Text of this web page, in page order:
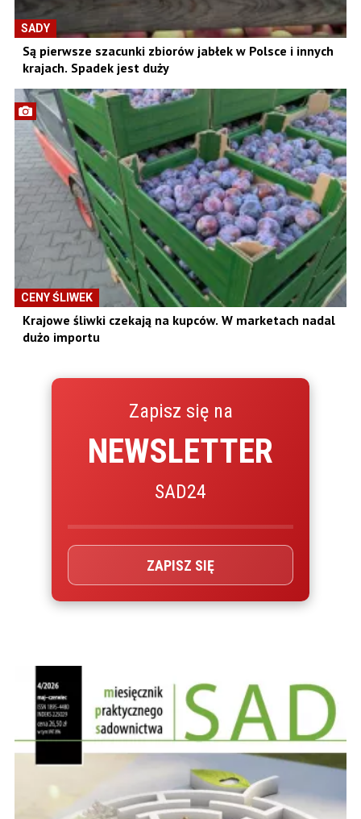
SADY
Są pierwsze szacunki zbiorów jabłek w Polsce i innych
krajach. Spadek jest duży
CENY ŚLIWEK
Krajowe śliwki czekają na kupców. W marketach nadal
dużo importu
Zapisz się na
NEWSLETTER
SAD24
ZAPISZ SIĘ